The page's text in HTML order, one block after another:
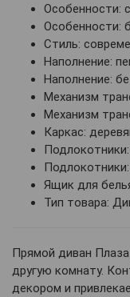
Особенности:
Особенности:
Стиль:
Наполнение:
Наполнение:
Механизм
Механизм
Каркас:
Подлокотники:
Подлокотники:
Ящик для
Тип товара:
Прямой диван
другую комнату.
декором и